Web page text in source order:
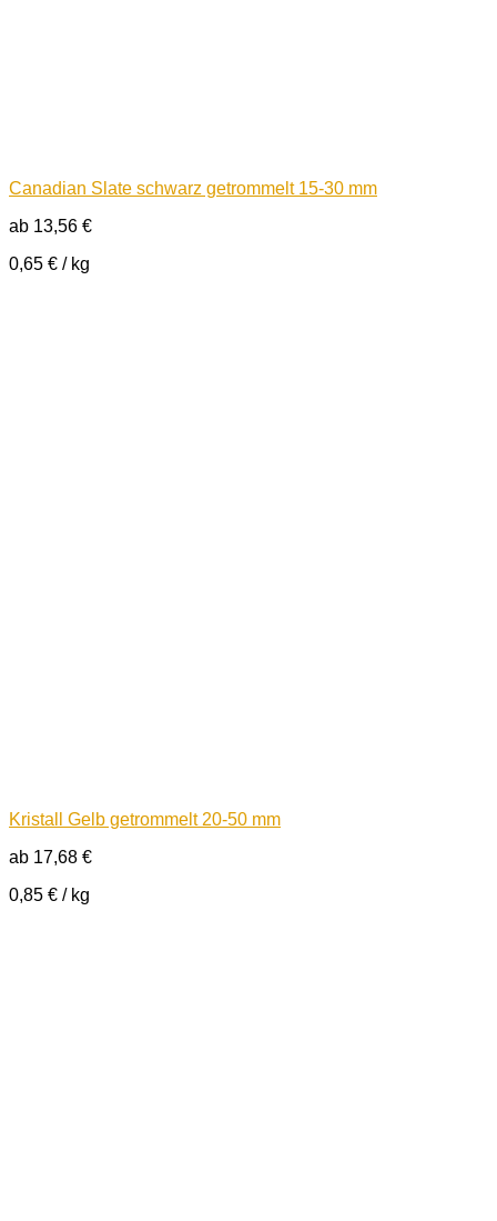
Canadian Slate schwarz getrommelt 15-30 mm
ab 13,56 €
0,65 € / kg
Kristall Gelb getrommelt 20-50 mm
ab 17,68 €
0,85 € / kg